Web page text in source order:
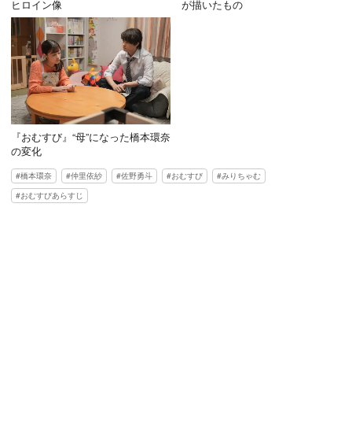
ヒロイン像
が描いたもの
『おむすび』“母”になった橋本環奈
の変化
橋本環奈 仲里依紗 佐野勇斗 おむすび
みりちゃむ
おむすびあらすじ